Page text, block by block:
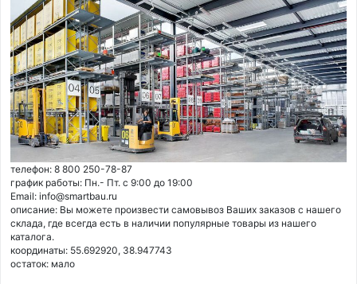
телефон: 8 800 250-78-87
график работы: Пн.- Пт. с 9:00 до 19:00
Email: info@smartbau.ru
описание: Вы можете произвести самовывоз Ваших заказов с нашего
склада, где всегда есть в наличии популярные товары из нашего
каталога.
координаты: 55.692920, 38.947743
остаток: мало